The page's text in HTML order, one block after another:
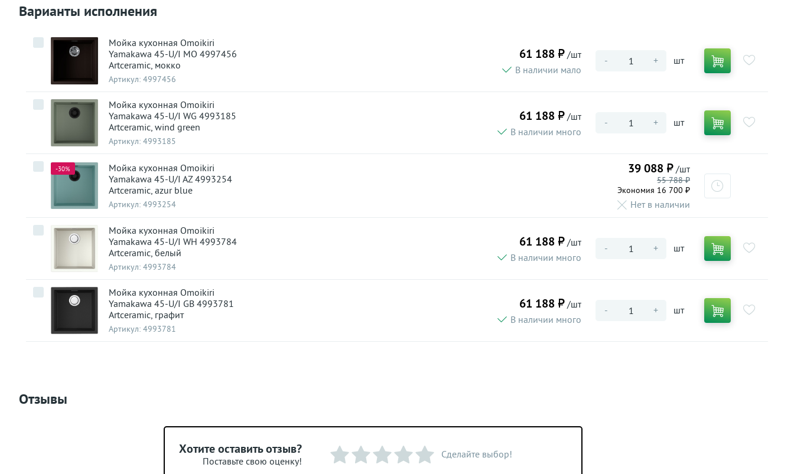
Варианты исполнения
Мойка кухонная Omoikiri
Yamakawa 45-U/I MO 4997456
Artceramic, мокко
Артикул: 4997456
61 188 ₽ /шт
В наличии мало
- + шт
Мойка кухонная Omoikiri
Yamakawa 45-U/I WG 4993185
Artceramic, wind green
Артикул: 4993185
61 188 ₽ /шт
В наличии много
- + шт
-30%
Мойка кухонная Omoikiri
Yamakawa 45-U/I AZ 4993254
Artceramic, azur blue
Артикул: 4993254
39 088 ₽ /шт
55 788 ₽
Экономия 16 700 ₽
Нет в наличии
Мойка кухонная Omoikiri
Yamakawa 45-U/I WH 4993784
Artceramic, белый
Артикул: 4993784
61 188 ₽ /шт
В наличии много
- + шт
Мойка кухонная Omoikiri
Yamakawa 45-U/I GB 4993781
Artceramic, графит
Артикул: 4993781
61 188 ₽ /шт
В наличии много
- + шт
Отзывы
Хотите оставить отзыв?
Поставьте свою оценку!
Сделайте выбор!